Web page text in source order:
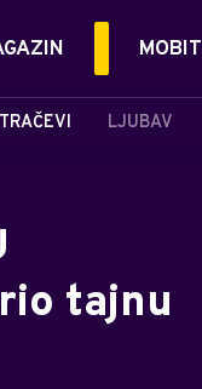
LJUBAV
MOBIT
tajnu